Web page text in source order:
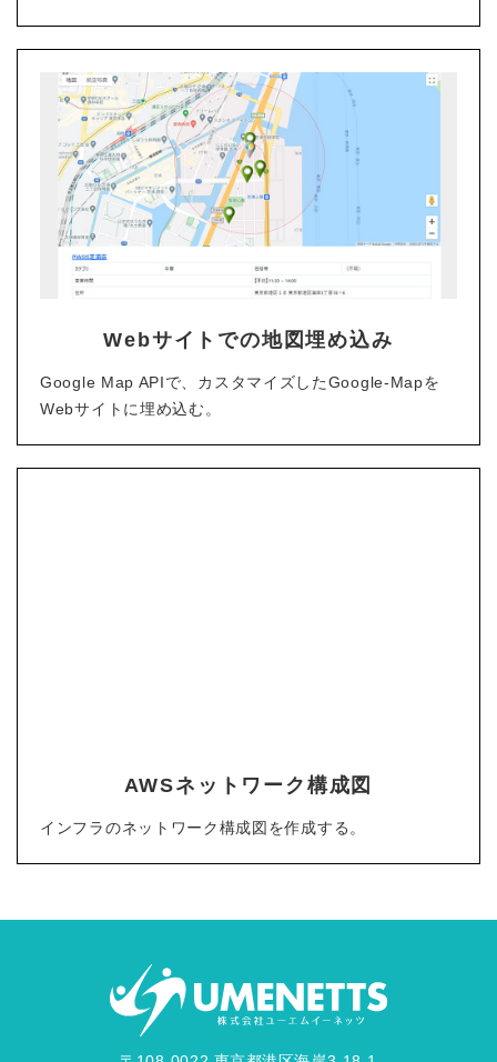
Webサイトでの地図埋め込み
Google Map APIで、カスタマイズしたGoogle-Mapを
Webサイトに埋め込む。
AWSネットワーク構成図
インフラのネットワーク構成図を作成する。